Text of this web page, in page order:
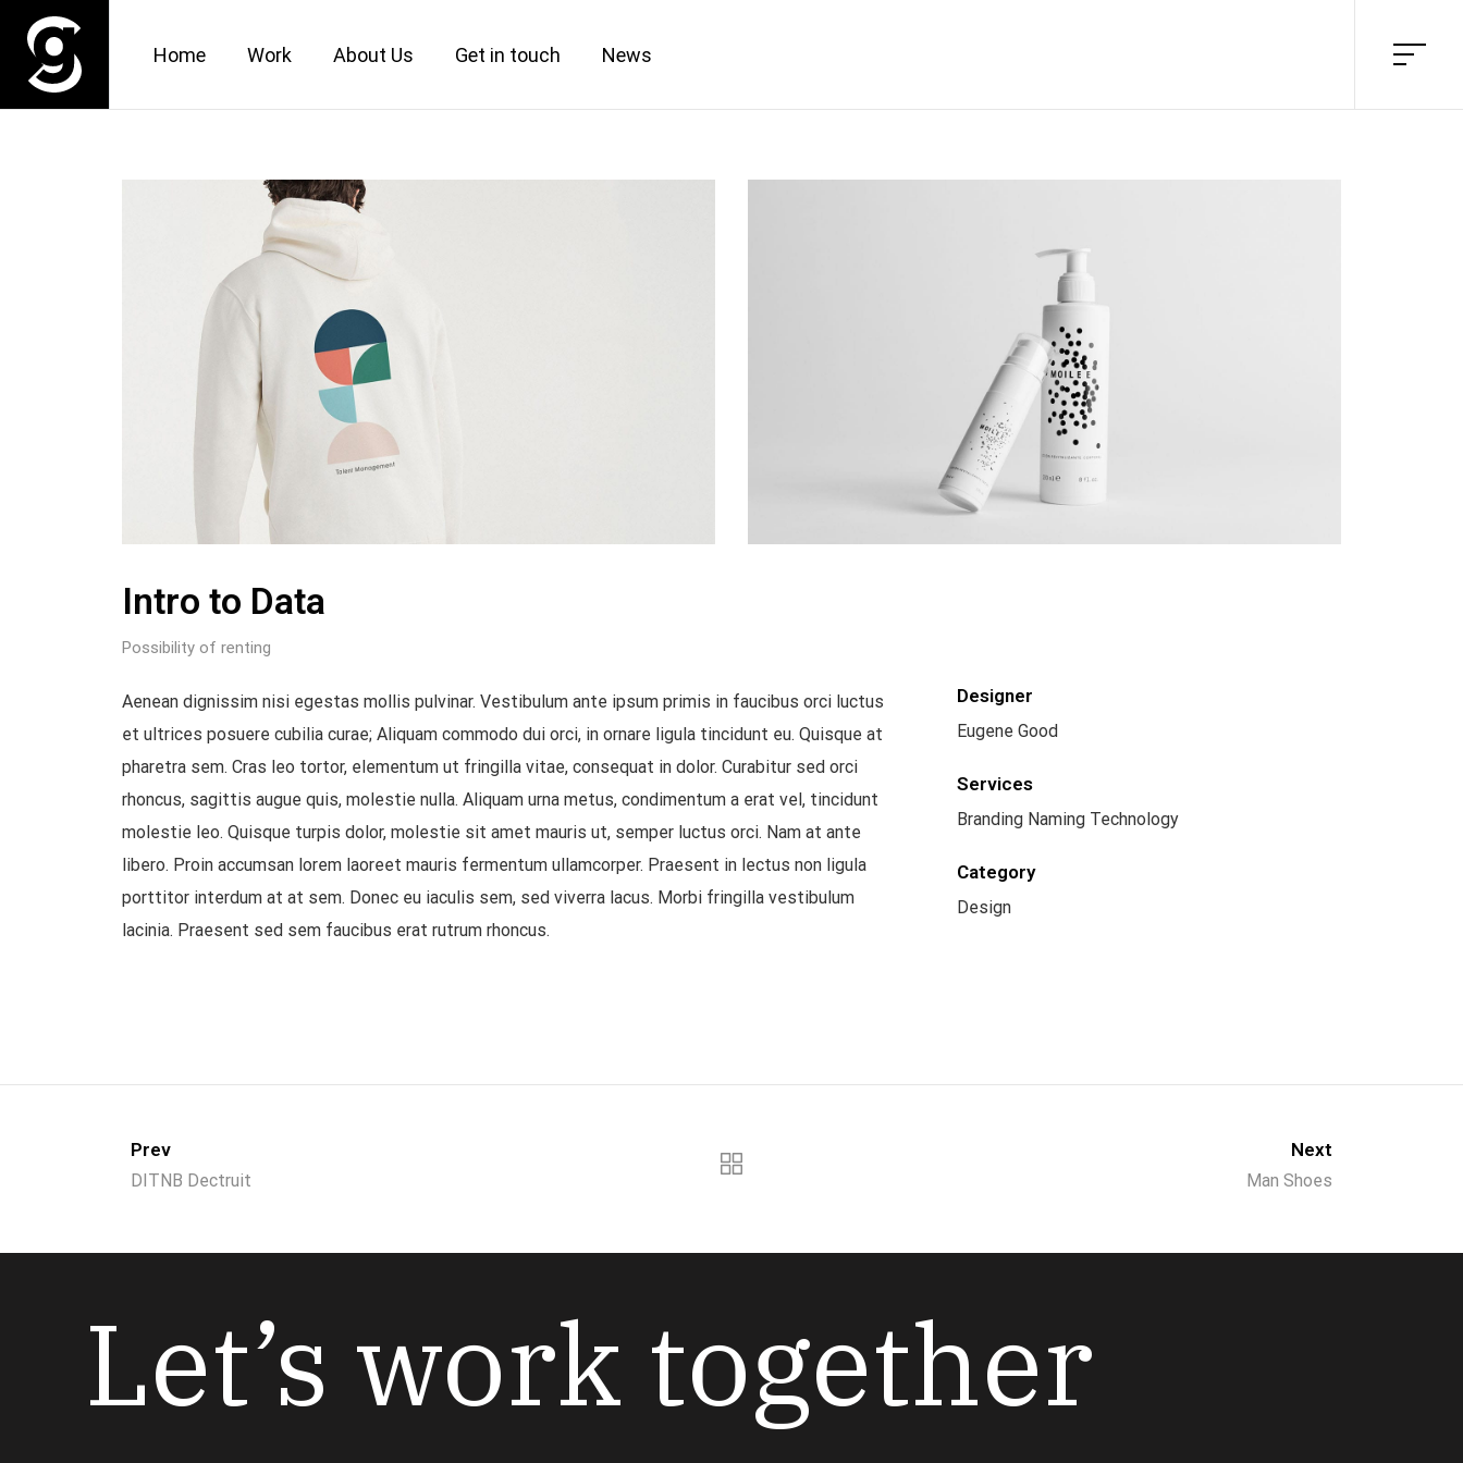
Home Work About Us Get in touch News
Intro to Data
Possibility of renting
Aenean dignissim nisi egestas mollis pulvinar. Vestibulum ante ipsum primis in faucibus orci luctus
et ultrices posuere cubilia curae; Aliquam commodo dui orci, in ornare ligula tincidunt eu. Quisque at
pharetra sem. Cras leo tortor, elementum ut fringilla vitae, consequat in dolor. Curabitur sed orci
rhoncus, sagittis augue quis, molestie nulla. Aliquam urna metus, condimentum a erat vel, tincidunt
molestie leo. Quisque turpis dolor, molestie sit amet mauris ut, semper luctus orci. Nam at ante
libero. Proin accumsan lorem laoreet mauris fermentum ullamcorper. Praesent in lectus non ligula
porttitor interdum at at sem. Donec eu iaculis sem, sed viverra lacus. Morbi fringilla vestibulum
lacinia. Praesent sed sem faucibus erat rutrum rhoncus.
Designer
Eugene Good
Services
Branding Naming Technology
Category
Design
Prev
DITNB Dectruit
Next
Man Shoes
Let’s work together